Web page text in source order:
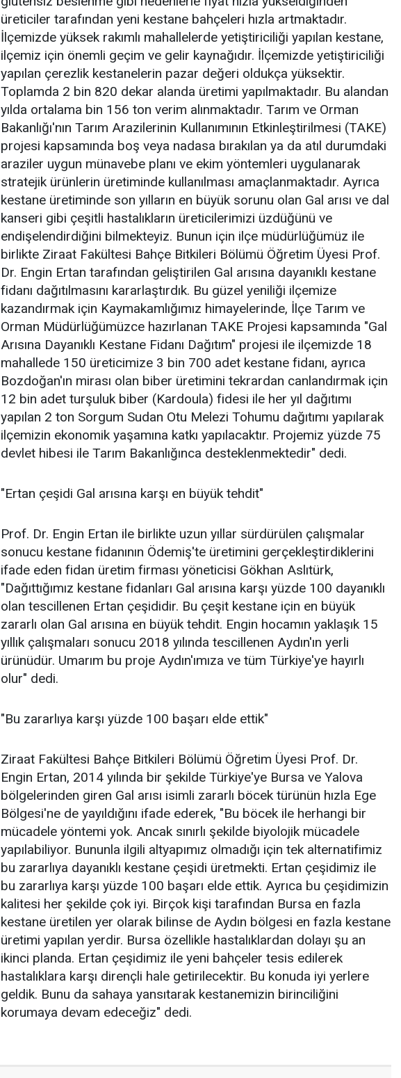
üreticiler tarafından yeni kestane bahçeleri hızla artmaktadır.
İlçemizde yüksek rakımlı mahallelerde yetiştiriciliği yapılan kestane,
ilçemiz için önemli geçim ve gelir kaynağıdır. İlçemizde yetiştiriciliği
yapılan çerezlik kestanelerin pazar değeri oldukça yüksektir.
Toplamda 2 bin 820 dekar alanda üretimi yapılmaktadır. Bu alandan
yılda ortalama bin 156 ton verim alınmaktadır. Tarım ve Orman
Bakanlığı'nın Tarım Arazilerinin Kullanımının Etkinleştirilmesi (TAKE)
projesi kapsamında boş veya nadasa bırakılan ya da atıl durumdaki
araziler uygun münavebe planı ve ekim yöntemleri uygulanarak
stratejik ürünlerin üretiminde kullanılması amaçlanmaktadır. Ayrıca
kestane üretiminde son yılların en büyük sorunu olan Gal arısı ve dal
kanseri gibi çeşitli hastalıkların üreticilerimizi üzdüğünü ve
endişelendirdiğini bilmekteyiz. Bunun için ilçe müdürlüğümüz ile
birlikte Ziraat Fakültesi Bahçe Bitkileri Bölümü Öğretim Üyesi Prof.
Dr. Engin Ertan tarafından geliştirilen Gal arısına dayanıklı kestane
fidanı dağıtılmasını kararlaştırdık. Bu güzel yeniliği ilçemize
kazandırmak için Kaymakamlığımız himayelerinde, İlçe Tarım ve
Orman Müdürlüğümüzce hazırlanan TAKE Projesi kapsamında "Gal
Arısına Dayanıklı Kestane Fidanı Dağıtım" projesi ile ilçemizde 18
mahallede 150 üreticimize 3 bin 700 adet kestane fidanı, ayrıca
Bozdoğan'ın mirası olan biber üretimini tekrardan canlandırmak için
12 bin adet turşuluk biber (Kardoula) fidesi ile her yıl dağıtımı
yapılan 2 ton Sorgum Sudan Otu Melezi Tohumu dağıtımı yapılarak
ilçemizin ekonomik yaşamına katkı yapılacaktır. Projemiz yüzde 75
devlet hibesi ile Tarım Bakanlığınca desteklenmektedir" dedi.
"Ertan çeşidi Gal arısına karşı en büyük tehdit"
Prof. Dr. Engin Ertan ile birlikte uzun yıllar sürdürülen çalışmalar
sonucu kestane fidanının Ödemiş'te üretimini gerçekleştirdiklerini
ifade eden fidan üretim firması yöneticisi Gökhan Aslıtürk,
"Dağıttığımız kestane fidanları Gal arısına karşı yüzde 100 dayanıklı
olan tescillenen Ertan çeşididir. Bu çeşit kestane için en büyük
zararlı olan Gal arısına en büyük tehdit. Engin hocamın yaklaşık 15
yıllık çalışmaları sonucu 2018 yılında tescillenen Aydın'ın yerli
ürünüdür. Umarım bu proje Aydın'ımıza ve tüm Türkiye'ye hayırlı
olur" dedi.
"Bu zararlıya karşı yüzde 100 başarı elde ettik"
Ziraat Fakültesi Bahçe Bitkileri Bölümü Öğretim Üyesi Prof. Dr.
Engin Ertan, 2014 yılında bir şekilde Türkiye'ye Bursa ve Yalova
bölgelerinden giren Gal arısı isimli zararlı böcek türünün hızla Ege
Bölgesi'ne de yayıldığını ifade ederek, "Bu böcek ile herhangi bir
mücadele yöntemi yok. Ancak sınırlı şekilde biyolojik mücadele
yapılabiliyor. Bununla ilgili altyapımız olmadığı için tek alternatifimiz
bu zararlıya dayanıklı kestane çeşidi üretmekti. Ertan çeşidimiz ile
bu zararlıya karşı yüzde 100 başarı elde ettik. Ayrıca bu çeşidimizin
kalitesi her şekilde çok iyi. Birçok kişi tarafından Bursa en fazla
kestane üretilen yer olarak bilinse de Aydın bölgesi en fazla kestane
üretimi yapılan yerdir. Bursa özellikle hastalıklardan dolayı şu an
ikinci planda. Ertan çeşidimiz ile yeni bahçeler tesis edilerek
hastalıklara karşı dirençli hale getirilecektir. Bu konuda iyi yerlere
geldik. Bunu da sahaya yansıtarak kestanemizin birinciliğini
korumaya devam edeceğiz" dedi.